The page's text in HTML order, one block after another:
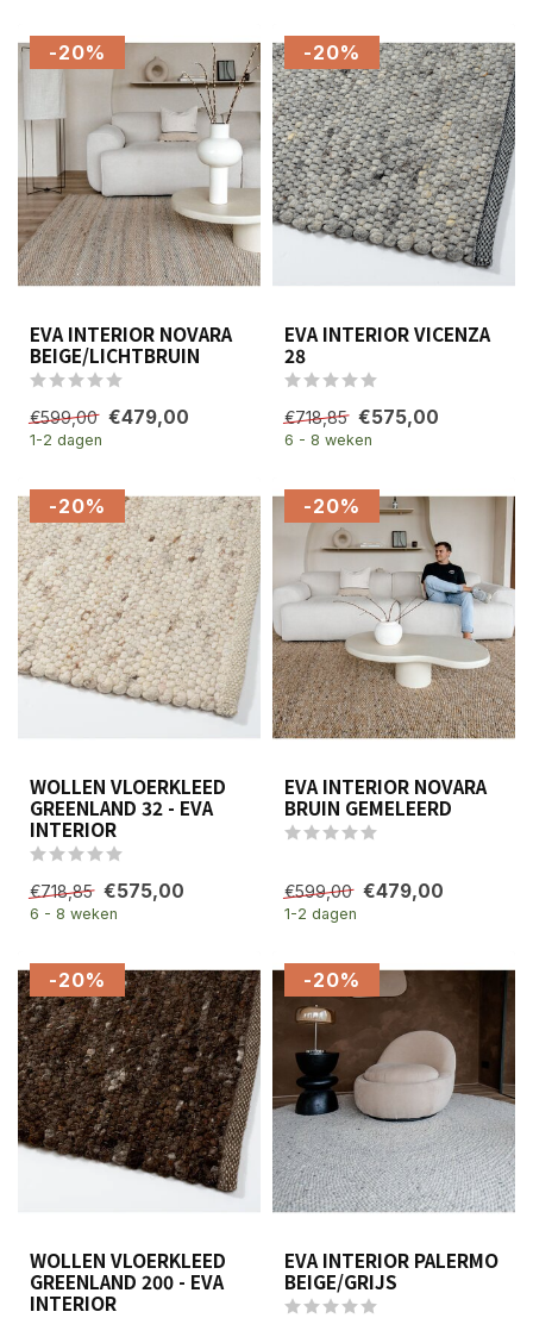
-20%
EVA INTERIOR NOVARA
BEIGE/LICHTBRUIN
€599,00 €479,00
1-2 dagen
-20%
EVA INTERIOR VICENZA
28
€718,85 €575,00
6 - 8 weken
-20%
WOLLEN VLOERKLEED
GREENLAND 32 - EVA
INTERIOR
€718,85 €575,00
6 - 8 weken
-20%
EVA INTERIOR NOVARA
BRUIN GEMELEERD
€599,00 €479,00
1-2 dagen
-20%
WOLLEN VLOERKLEED
GREENLAND 200 - EVA
INTERIOR
-20%
EVA INTERIOR PALERMO
BEIGE/GRIJS